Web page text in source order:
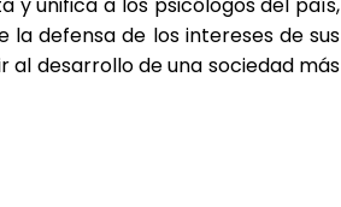
y unifica a los psicólogos del país,
defensa de los intereses de sus
desarrollo de una sociedad más